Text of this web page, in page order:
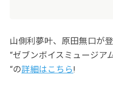
山側利夢叶、原田無口が
“ゼブンボイスミュージア
“の詳細はこちら!